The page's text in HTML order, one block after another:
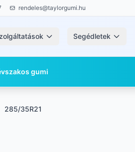
rendeles@taylorgumi.hu
Segédletek
gumi
285/35R21